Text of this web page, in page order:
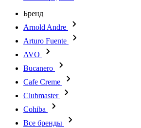
Бренд
Arnold Andre
Arturo Fuente
AVO
Bucanero
Cafe Creme
Clubmaster
Cohiba
Все бренды